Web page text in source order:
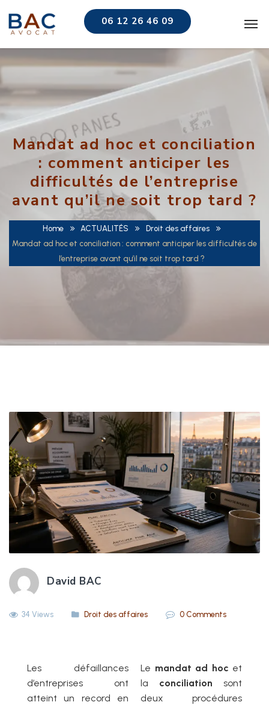
06 12 26 46 09
Mandat ad hoc et conciliation
: comment anticiper les
difficultés de l’entreprise
avant qu’il ne soit trop tard ?
Home ACTUALITÉS
Droit des affaires
Mandat ad hoc et conciliation : comment anticiper les difficultés de
l’entreprise avant qu’il ne soit trop tard ?
David BAC
34 Views Droit des affaires 0 Comments
Les défaillances
d’entreprises ont
atteint un record en
Le mandat ad hoc et
la conciliation sont
deux procédures